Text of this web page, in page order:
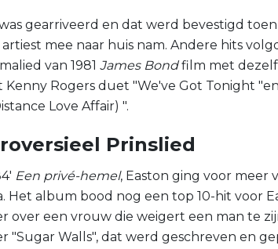
gearriveerd en dat werd bevestigd
mee naar huis nam. Andere hits
van 1981 James Bondfilm met
Kenny Rogers duet "We've Got Tonight
Love Affair) ".
Prinslied
Een privé-hemel, Easton ging voor meer
Het album bood nog een top 10-hit voor
over een vrouw die weigert een man te
"Sugar Walls", dat werd geschreven en